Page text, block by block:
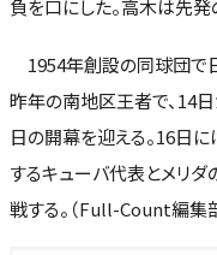
負を口にした。高木は先発
1954年創設の同球団で
昨年の南地区王者で、14
日の開幕を迎える。16日
するキューバ代表とメリダ
戦する。（Full-Count編集